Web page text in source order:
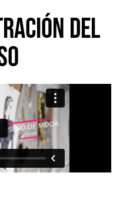
del